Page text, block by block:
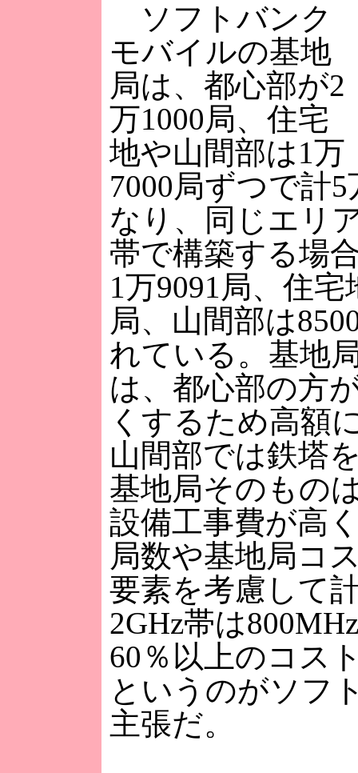
ソフトバンク
モバイルの基地
局は、都心部が2
万1000局、住宅
地や山間部は1万
7000局ずつで計5
なり、同じエリ
帯で構築する場
1万9091局、住宅
局、山間部は
れている。基地
は、都心部の方
くするため高額
山間部では鉄塔
基地局そのもの
設備工事費が高
局数や基地局コ
要素を考慮して
2GHz帯は
60％以上のコス
というのがソフ
主張だ。